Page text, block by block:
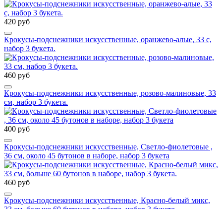
420 руб
Крокусы-подснежники искусственные, оранжево-алые, 33 с,
набор 3 букета.
460 руб
Крокусы-подснежники искусственные, розово-малиновые, 33
см, набор 3 букета.
400 руб
Крокусы-подснежники искусственные, Светло-фиолетовые ,
36 см, около 45 бутонов в наборе, набор 3 букета
460 руб
Крокусы-подснежники искусственные, Красно-белый микс,